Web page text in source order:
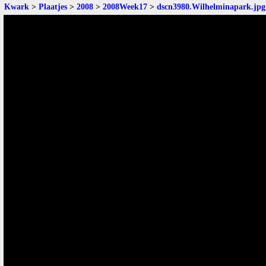
Kwark > Plaatjes > 2008 > 2008Week17 > dscn3980.Wilhelminapark.jpg